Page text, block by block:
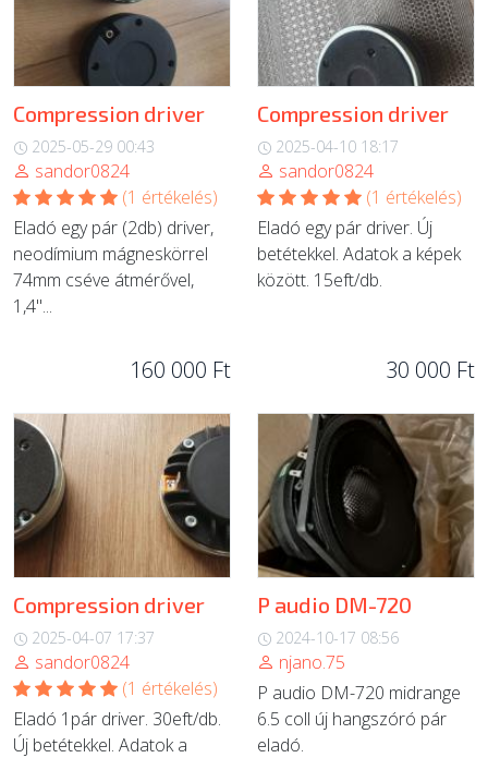
Compression driver
2025-05-29 00:43
sandor0824
(1 értékelés)
Eladó egy pár (2db) driver,
neodímium mágneskörrel
74mm cséve átmérővel,
1,4"...
160 000 Ft
Compression driver
2025-04-10 18:17
sandor0824
(1 értékelés)
Eladó egy pár driver. Új
betétekkel. Adatok a képek
között. 15eft/db.
30 000 Ft
Compression driver
2025-04-07 17:37
sandor0824
(1 értékelés)
Eladó 1pár driver. 30eft/db.
Új betétekkel. Adatok a
P audio DM-720
2024-10-17 08:56
njano.75
P audio DM-720 midrange
6.5 coll új hangszóró pár
eladó.